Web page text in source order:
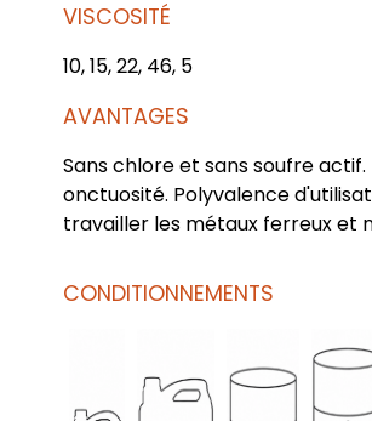
VISCOSITÉ
10, 15, 22, 46, 5
AVANTAGES
Sans chlore et sans soufre
onctuosité. Polyvalence
travailler les métaux ferreux et
CONDITIONNEMENTS